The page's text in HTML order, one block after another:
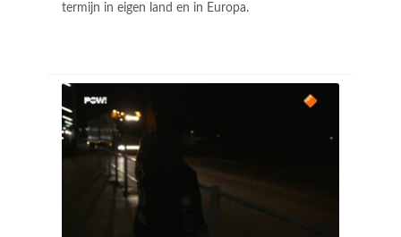
termijn in eigen land en in Europa.